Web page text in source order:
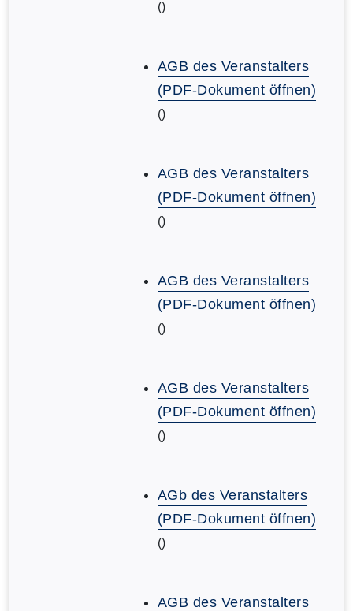
()
AGB des Veranstalters
(PDF-Dokument öffnen)
()
AGB des Veranstalters
(PDF-Dokument öffnen)
()
AGB des Veranstalters
(PDF-Dokument öffnen)
()
AGB des Veranstalters
(PDF-Dokument öffnen)
()
AGb des Veranstalters
(PDF-Dokument öffnen)
()
AGB des Veranstalters